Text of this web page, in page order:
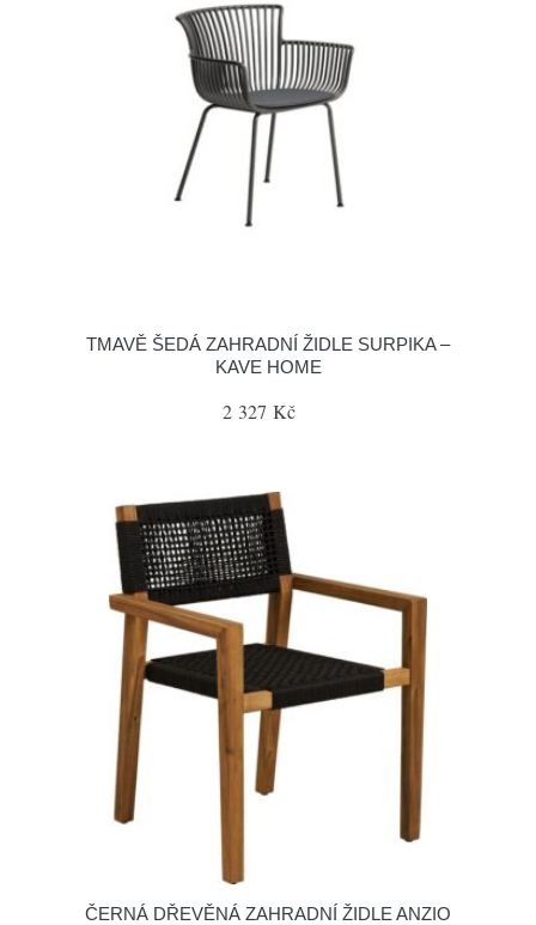
TMAVĚ ŠEDÁ ZAHRADNÍ ŽIDLE SURPIKA –
KAVE HOME
2 327 Kč
ČERNÁ DŘEVĚNÁ ZAHRADNÍ ŽIDLE ANZIO